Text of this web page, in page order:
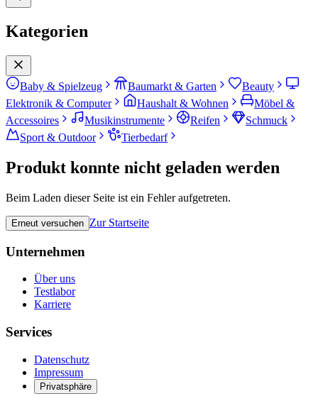
Kategorien
Baby & Spielzeug Baumarkt & Garten
Beauty
Elektronik & Computer
Haushalt & Wohnen
Möbel &
Accessoires
Musikinstrumente Reifen
Schmuck
Sport & Outdoor
Tierbedarf
Produkt konnte nicht geladen werden
Beim Laden dieser Seite ist ein Fehler aufgetreten.
Erneut versuchen Zur Startseite
Unternehmen
Über uns
Testlabor
Karriere
Services
Datenschutz
Impressum
Privatsphäre